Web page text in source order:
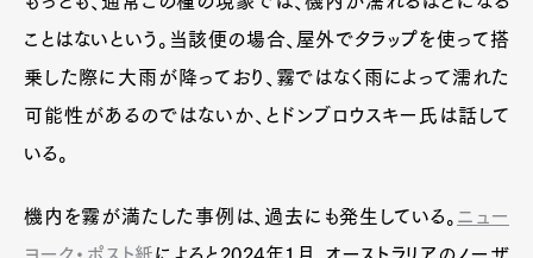
ことはないという。当該便の場合、屋外でタラップを使って搭
乗した際に大雨が降っており、霧ではなく雨によって濡れた
可能性があるのではないか、とドンブロウスキー氏は話して
いる。
機内を霧が満たした事例は、過去にも発生している。 ニュー